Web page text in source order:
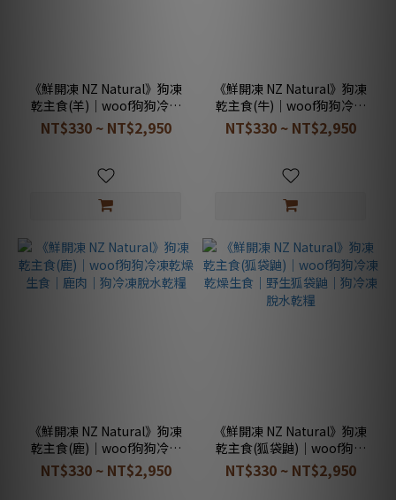
《鮮開凍 NZ Natural》狗凍
乾主食(羊)｜woof狗狗冷凍
乾燥生食｜羊肉｜狗冷凍脫
水乾糧
NT$330 ~ NT$2,950
《鮮開凍 NZ Natural》狗凍
乾主食(牛)｜woof狗狗冷凍
乾燥生食｜牛肉｜狗冷凍脫
水乾糧
NT$330 ~ NT$2,950
《鮮開凍 NZ Natural》狗凍
乾主食(鹿)｜woof狗狗冷凍
乾燥生食｜鹿肉｜狗冷凍脫
水乾糧
NT$330 ~ NT$2,950
《鮮開凍 NZ Natural》狗凍
乾主食(狐袋鼬)｜woof狗狗
冷凍乾燥生食｜野生狐袋鼬
｜狗冷凍脫水乾糧
NT$330 ~ NT$2,950